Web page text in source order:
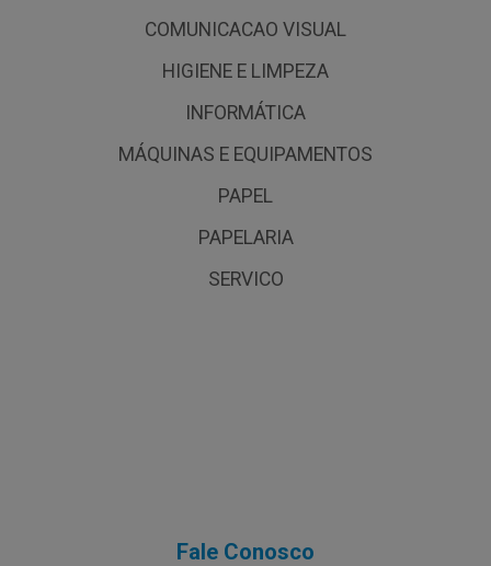
COMUNICACAO VISUAL
HIGIENE E LIMPEZA
INFORMÁTICA
MÁQUINAS E EQUIPAMENTOS
PAPEL
PAPELARIA
SERVICO
Fale Conosco